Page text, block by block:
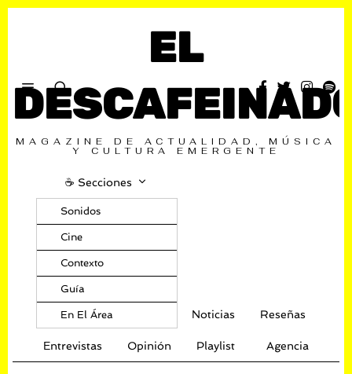
EL
MAGAZINE DE ACTUALIDAD, MÚSICA
Y CULTURA EMERGENTE
☕️ Secciones
Sonidos
Cine
Contexto
Guía
En El Área Noticias Reseñas
Entrevistas Opinión Playlist Agencia